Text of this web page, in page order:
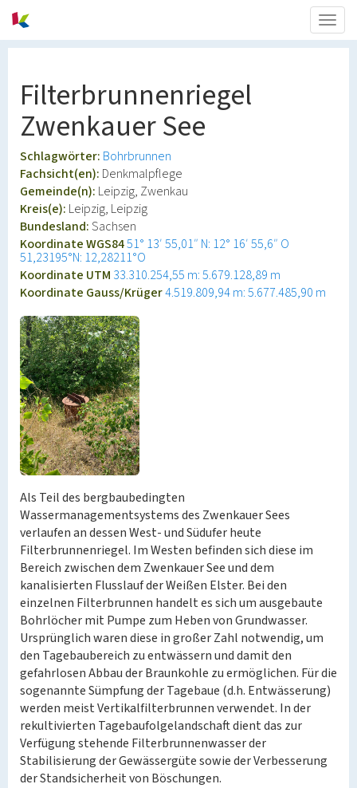
Filterbrunnenriegel
Zwenkauer See
Schlagwörter: Bohrbrunnen
Fachsicht(en): Denkmalpflege
Gemeinde(n): Leipzig, Zwenkau
Kreis(e): Leipzig, Leipzig
Bundesland:Sachsen
Koordinate WGS8451° 13′ 55,01″ N: 12° 16′ 55,6″ O
51,23195°N: 12,28211°O
Koordinate UTM 33.310.254,55 m: 5.679.128,89 m
Koordinate Gauss/Krüger4.519.809,94 m: 5.677.485,90 m
Als Teil des bergbaubedingten
Wassermanagementsystems des Zwenkauer Sees
verlaufen an dessen West- und Südufer heute
Filterbrunnenriegel. Im Westen befinden sich diese im
Bereich zwischen dem Zwenkauer See und dem
kanalisierten Flusslauf der Weißen Elster. Bei den
einzelnen Filterbrunnen handelt es sich um ausgebaute
Bohrlöcher mit Pumpe zum Heben von Grundwasser.
Ursprünglich waren diese in großer Zahl notwendig, um
den Tagebaubereich zu entwässern und damit den
gefahrlosen Abbau der Braunkohle zu ermöglichen. Für die
sogenannte Sümpfung der Tagebaue (d.h. Entwässerung)
werden meist Vertikalfilterbrunnen verwendet. In der
rekultivierten Tagebaufolgelandschaft dient das zur
Verfügung stehende Filterbrunnenwasser der
Stabilisierung der Gewässergüte sowie der Verbesserung
der Standsicherheit von Böschungen.